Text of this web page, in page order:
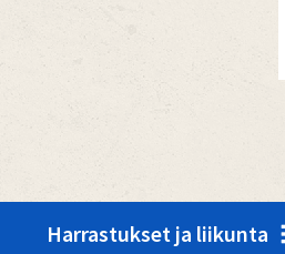
Harrastukset ja liikunta